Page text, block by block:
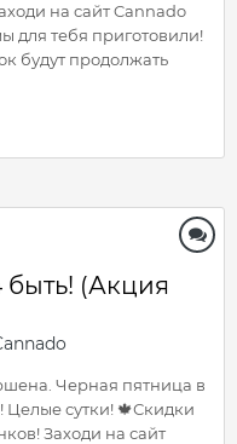
на сайт Cannado
для тебя приготовили!
будут продолжать
(Акция
Черная пятница в
Целые сутки! 🍁Скидки
Заходи на сайт